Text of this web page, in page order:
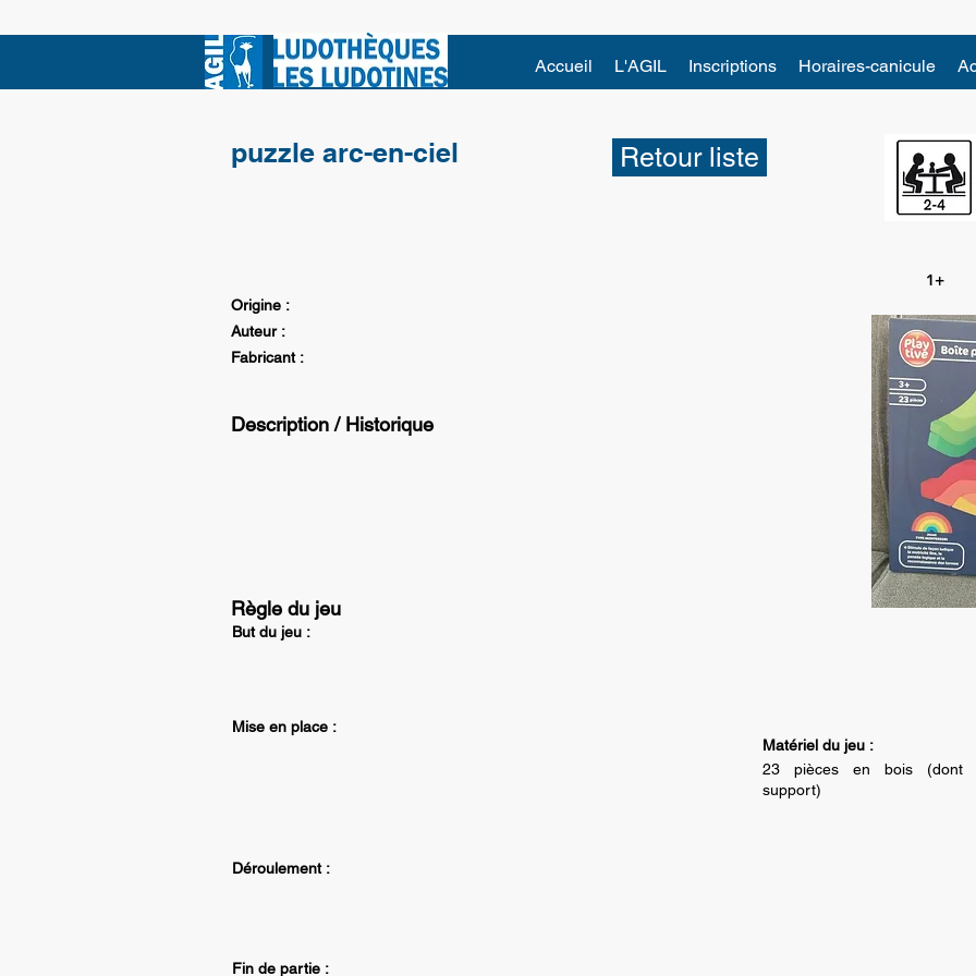
Accueil L'AGIL Inscriptions Horaires-canicule
puzzle arc-en-ciel Retour liste
Origine :
Auteur :
Fabricant :
Description / Historique
Règle du jeu
But du jeu :
1+
Mise en place :
Déroulement :
Matériel du jeu :
23 pièces en bois (dont
support)
Fin de partie :